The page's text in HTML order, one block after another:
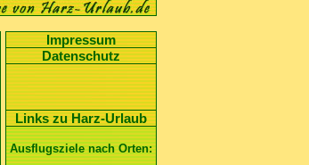
Impressum
Datenschutz
Links zu Harz-Urlaub
Ausflugsziele nach Orten: